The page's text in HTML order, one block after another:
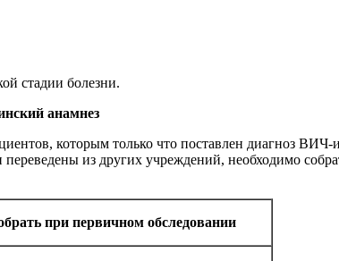
стадии болезни.
анам­нез
которым только что поставлен диагноз
из других учреждений, необходимо
при пер­вич­ном об­сле­до­ва­нии